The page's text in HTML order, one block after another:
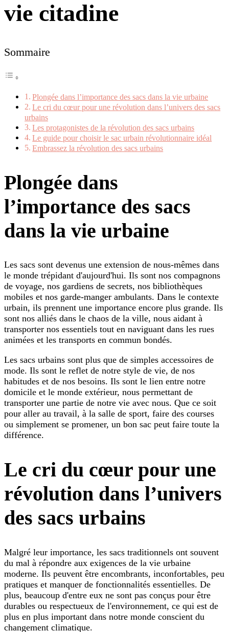
vie citadine
Sommaire
Plongée dans l’importance des sacs dans la vie urbaine
Le cri du cœur pour une révolution dans l’univers des sacs
urbains
Les protagonistes de la révolution des sacs urbains
Le guide pour choisir le sac urbain révolutionnaire idéal
Embrassez la révolution des sacs urbains
Plongée dans
l’importance des sacs
dans la vie urbaine
Les sacs sont devenus une extension de nous-mêmes dans
le monde trépidant d'aujourd'hui. Ils sont nos compagnons
de voyage, nos gardiens de secrets, nos bibliothèques
mobiles et nos garde-manger ambulants. Dans le contexte
urbain, ils prennent une importance encore plus grande. Ils
sont nos alliés dans le chaos de la ville, nous aidant à
transporter nos essentiels tout en naviguant dans les rues
animées et les transports en commun bondés.
Les sacs urbains sont plus que de simples accessoires de
mode. Ils sont le reflet de notre style de vie, de nos
habitudes et de nos besoins. Ils sont le lien entre notre
domicile et le monde extérieur, nous permettant de
transporter une partie de notre vie avec nous. Que ce soit
pour aller au travail, à la salle de sport, faire des courses
ou simplement se promener, un bon sac peut faire toute la
différence.
Le cri du cœur pour une
révolution dans l’univers
des sacs urbains
Malgré leur importance, les sacs traditionnels ont souvent
du mal à répondre aux exigences de la vie urbaine
moderne. Ils peuvent être encombrants, inconfortables, peu
pratiques et manquer de fonctionnalités essentielles. De
plus, beaucoup d'entre eux ne sont pas conçus pour être
durables ou respectueux de l'environnement, ce qui est de
plus en plus important dans notre monde conscient du
changement climatique.